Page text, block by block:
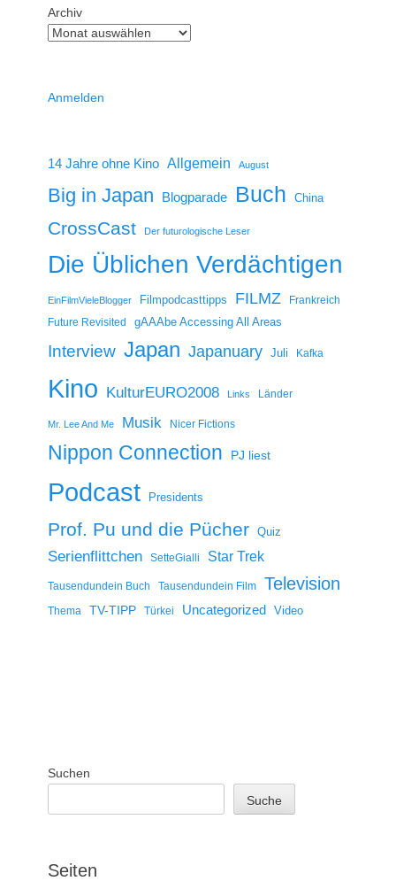
Archiv
Anmelden
14 Jahre ohne Kino Allgemein August
Big in Japan Blogparade Buch China
CrossCast Der futurologische Leser
Die Üblichen Verdächtigen
EinFilmVieleBlogger Filmpodcasttipps FILMZ
Frankreich
Future Revisited
gAAAbe Accessing All Areas
Interview Japan Japanuary Juli Kafka
Kino KulturEURO2008 Links Länder
Mr. Lee And Me Musik Nicer Fictions
Nippon Connection PJ liest
Podcast Presidents
Prof. Pu und die Pücher Quiz
Serienflittchen SetteGialli Star Trek
Tausendundein Buch Tausendundein Film Television
Thema TV-TIPP Türkei Uncategorized Video
Suchen
Suche
Seiten